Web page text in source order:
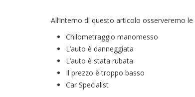
All’interno di questo articolo osserveremo
Chilometraggio manomesso
L’auto è danneggiata
L’auto è stata rubata
Il prezzo è troppo basso
Car Specialist